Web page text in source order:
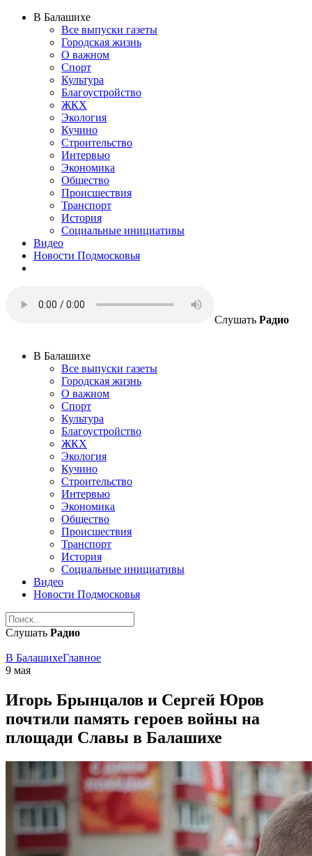
В Балашихе
Все выпуски газеты
Городская жизнь
О важном
Спорт
Культура
Благоустройство
ЖКХ
Экология
Кучино
Строительство
Интервью
Экономика
Общество
Происшествия
Транспорт
История
Социальные инициативы
Видео
Новости Подмосковья
Слушать Радио
В Балашихе
Все выпуски газеты
Городская жизнь
О важном
Спорт
Культура
Благоустройство
ЖКХ
Экология
Кучино
Строительство
Интервью
Экономика
Общество
Происшествия
Транспорт
История
Социальные инициативы
Видео
Новости Подмосковья
Слушать Радио
В БалашихеГлавное
9 мая
Игорь Брынцалов и Сергей Юров
почтили память героев войны на
площади Славы в Балашихе